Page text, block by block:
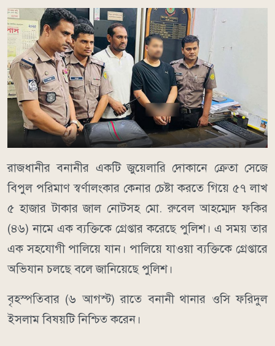
রাজধানীর বনানীর একটি জুয়েলারি দোকানে ক্রেতা সেজে
বিপুল পরিমাণ স্বর্ণালংকার কেনার চেষ্টা করতে গিয়ে ৫৭ লাখ
৫ হাজার টাকার জাল নোটসহ মো. রুবেল আহম্মেদ ফকির
(৪৬) নামে এক ব্যক্তিকে গ্রেপ্তার করেছে পুলিশ। এ সময় তার
এক সহযোগী পালিয়ে যান। পালিয়ে যাওয়া ব্যক্তিকে গ্রেপ্তারে
অভিযান চলছে বলে জানিয়েছে পুলিশ।
বৃহস্পতিবার (৬ আগস্ট) রাতে বনানী থানার ওসি ফরিদুল
ইসলাম বিষয়টি নিশ্চিত করেন।